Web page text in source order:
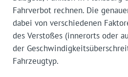
Fahrverbot rechnen. Die
dabei von verschiedenen
des Verstoßes (innerorts oder
der
Fahrzeugtyp.